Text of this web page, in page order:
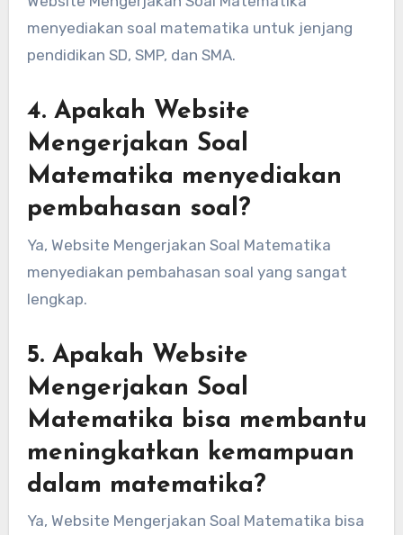
menyediakan soal matematika untuk jenjang
pendidikan SD, SMP, dan SMA.
4. Apakah Website
Mengerjakan Soal
Matematika menyediakan
pembahasan soal?
Ya, Website Mengerjakan Soal Matematika
menyediakan pembahasan soal yang sangat
lengkap.
5. Apakah Website
Mengerjakan Soal
Matematika bisa membantu
meningkatkan kemampuan
dalam matematika?
Ya, Website Mengerjakan Soal Matematika bisa